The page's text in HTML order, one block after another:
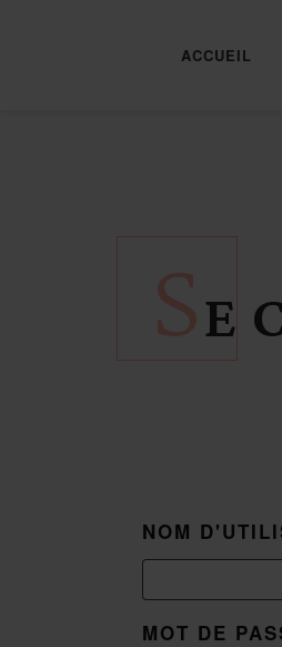
ACCUEIL
E
NOM
MOT DE